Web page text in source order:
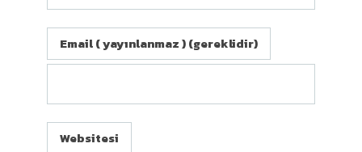
Email ( yayınlanmaz ) (gereklidir)
Websitesi